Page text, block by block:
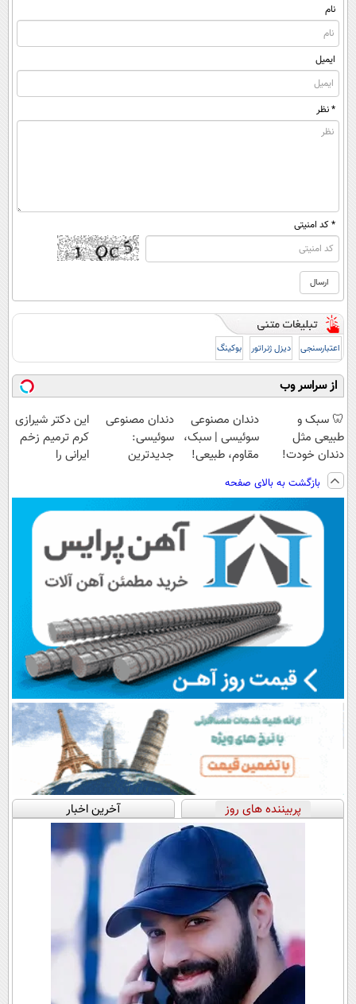
نام
ایمیل
* نظر
* کد امنیتی
اعتبارسنجی دیزل ژنراتور بوکینگ
از سراسر وب
🦷 سبک و
طبیعی مثل
دندان خودت!
نصب آسان و
پرداخت اقساطی
💳 📍 تهران
دندان مصنوعی
سوئیسی | سبک،
مقاوم، طبیعی!
رایگان+پرداخت
اقساطی😍
دندان مصنوعی
سوئیسی:
جدیدترین
پرداخت قسطی
این دکتر شیرازی
کرم ترمیم زخم
ایرانی را
بازگشت به بالای صفحه
پربیننده های روز آخرین اخبار